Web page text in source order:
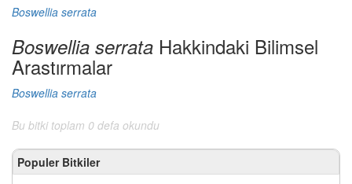
Boswellia serrata
Boswellia serrata Hakkindaki Bilimsel
Arastırmalar
Boswellia serrata
Bu bitki toplam 0 defa okundu
Populer Bitkiler